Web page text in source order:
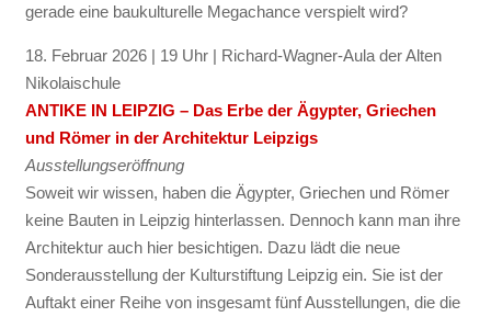
gerade eine baukulturelle Megachance verspielt wird?
18. Februar 2026 | 19 Uhr | Richard-Wagner-Aula der Alten
Nikolaischule
ANTIKE IN LEIPZIG – Das Erbe der Ägypter, Griechen
und Römer in der Architektur Leipzigs
Ausstellungseröffnung
Soweit wir wissen, haben die Ägypter, Griechen und Römer
keine Bauten in Leipzig hinterlassen. Dennoch kann man ihre
Architektur auch hier besichtigen. Dazu lädt die neue
Sonderausstellung der Kulturstiftung Leipzig ein. Sie ist der
Auftakt einer Reihe von insgesamt fünf Ausstellungen, die die